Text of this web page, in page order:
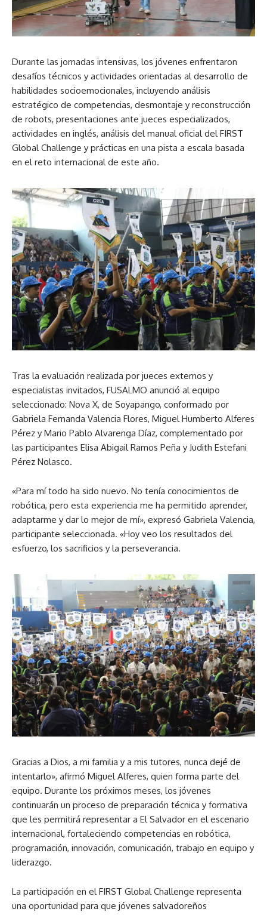
Durante las jornadas intensivas, los jóvenes enfrentaron
desafíos técnicos y actividades orientadas al desarrollo de
habilidades socioemocionales, incluyendo análisis
estratégico de competencias, desmontaje y reconstrucción
de robots, presentaciones ante jueces especializados,
actividades en inglés, análisis del manual oficial del FIRST
Global Challenge y prácticas en una pista a escala basada
en el reto internacional de este año.
Tras la evaluación realizada por jueces externos y
especialistas invitados, FUSALMO anunció al equipo
seleccionado: Nova X, de Soyapango, conformado por
Gabriela Fernanda Valencia Flores, Miguel Humberto Alferes
Pérez y Mario Pablo Alvarenga Díaz, complementado por
las participantes Elisa Abigail Ramos Peña y Judith Estefani
Pérez Nolasco.
«Para mí todo ha sido nuevo. No tenía conocimientos de
robótica, pero esta experiencia me ha permitido aprender,
adaptarme y dar lo mejor de mí», expresó Gabriela Valencia,
participante seleccionada. «Hoy veo los resultados del
esfuerzo, los sacrificios y la perseverancia.
Gracias a Dios, a mi familia y a mis tutores, nunca dejé de
intentarlo», afirmó Miguel Alferes, quien forma parte del
equipo. Durante los próximos meses, los jóvenes
continuarán un proceso de preparación técnica y formativa
que les permitirá representar a El Salvador en el escenario
internacional, fortaleciendo competencias en robótica,
programación, innovación, comunicación, trabajo en equipo y
liderazgo.
La participación en el FIRST Global Challenge representa
una oportunidad para que jóvenes salvadoreños